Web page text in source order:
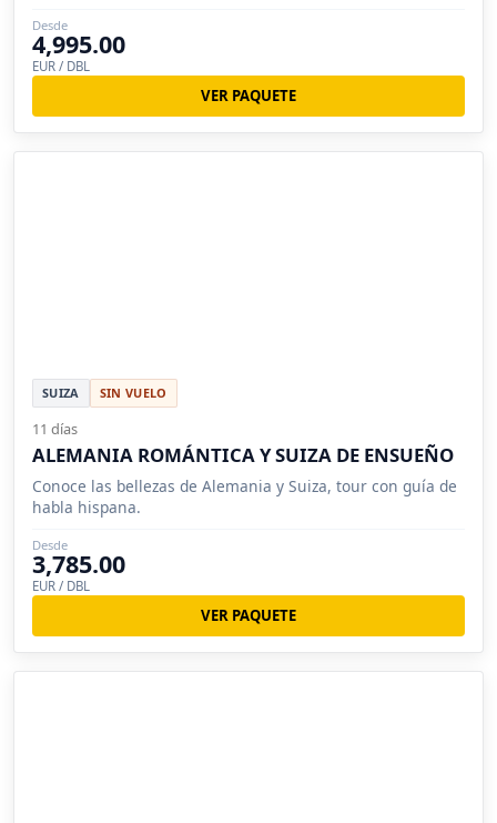
St Moritz, Vaduz
Desde
4,995.00
EUR / DBL
VER PAQUETE
SUIZA SIN VUELO
11 días
ALEMANIA ROMÁNTICA Y SUIZA DE ENSUEÑO
Conoce las bellezas de Alemania y Suiza, tour con guía de
habla hispana.
Desde
3,785.00
EUR / DBL
VER PAQUETE